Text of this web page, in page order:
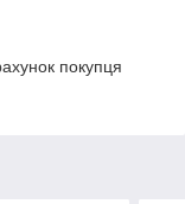
покупця